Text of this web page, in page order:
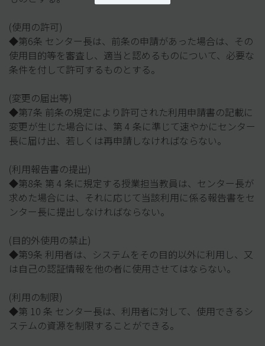
(使用の許可)
◆第6条 センター長は、前条の申請があった場合は、その
使用目的等を審査し、適当と認めるものについて、必要な
条件を付して許可するものとする。
(変更の届出等)
◆第7条 前条の規定により許可された利用申請書の記載に
変更が生じた場合には、第 4 条に準じて速やかにセンター
長に届け出、若しくは再申請しなければならない。
(利用報告書の提出)
◆第8条 第 4 条に規定する授業担当教員は、センター長が
求めた場合には、それに応じて当該利用に係る報告書をセ
ンター長に提出しなければならない。
(目的外使用の禁止)
◆第9条 利用者は、システムをその目的以外に利用し、又
は自己の認証情報を他の者に使用させてはならない。
(利用の制限)
◆第 10 条 センター長は、利用者に対して、使用できるシ
ステムの資源を制限することができる。